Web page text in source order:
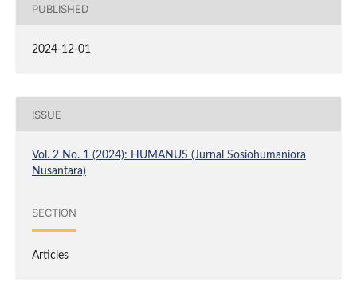
PUBLISHED
2024-12-01
ISSUE
Vol. 2 No. 1 (2024): HUMANUS (Jurnal Sosiohumaniora
Nusantara)
SECTION
Articles